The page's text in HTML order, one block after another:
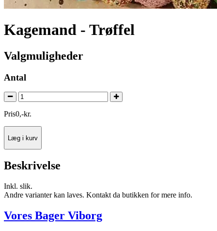
Kagemand - Trøffel
Valgmuligheder
Antal
Pris0,-kr.
Læg i kurv
Beskrivelse
Inkl. slik.
Andre varianter kan laves. Kontakt da butikken for mere info.
Vores Bager Viborg